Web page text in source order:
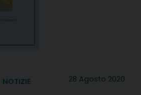
28 Agosto 2020
NOTIZIE